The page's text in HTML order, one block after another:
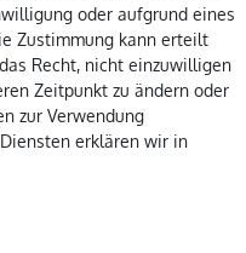
oder aufgrund eines
Zustimmung kann erteilt
Recht, nicht einzuwilligen
Zeitpunkt zu ändern oder
zur Verwendung
erklären wir in